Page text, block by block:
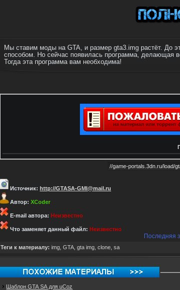
Мы ставим моды на GTA, и размер gta3.img растёт. До
способом. Но сейчас появилась программа, делающая
Тогда эта программа вам необходима!
Источник: http://GTASA-GMI@mail.ru
Автор: XCoder
E-mail автора: Неизвестно
Что заменяет данный файл: Неизвестно
Последняя
Теги к материалу: img GTA gta img clone sa
Шаблон GTA SA для uCoz